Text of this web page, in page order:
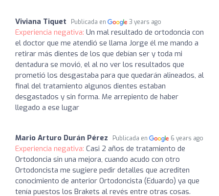
Viviana Tiquet Publicada en 3 years ago
Experiencia negativa: Un mal resultado de ortodoncia con
el doctor que me atendió se llama Jorge él me mando a
retirar más dientes de los que debían ser y toda mi
dentadura se movió, el al no ver los resultados que
prometió los desgastaba para que quedarán alineados, al
final del tratamiento algunos dientes estaban
desgastados y sin forma. Me arrepiento de haber
llegado a ese lugar
Mario Arturo Durán Pérez Publicada en 6 years ago
Experiencia negativa: Casi 2 años de tratamiento de
Ortodoncia sin una mejora, cuando acudo con otro
Ortodoncista me sugiere pedir detalles que acrediten
conocimiento de anterior Ortodoncista (Eduardo) ya que
tenía puestos los Brakets al revés entre otras cosas.